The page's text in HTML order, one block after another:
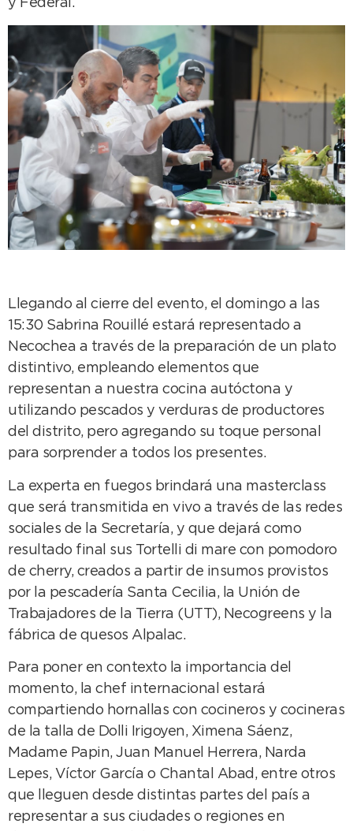
y Federal.
Llegando al cierre del evento, el domingo a las
15:30 Sabrina Rouillé estará representado a
Necochea a través de la preparación de un plato
distintivo, empleando elementos que
representan a nuestra cocina autóctona y
utilizando pescados y verduras de productores
del distrito, pero agregando su toque personal
para sorprender a todos los presentes.
La experta en fuegos brindará una masterclass
que será transmitida en vivo a través de las redes
sociales de la Secretaría, y que dejará como
resultado final sus Tortelli di mare con pomodoro
de cherry, creados a partir de insumos provistos
por la pescadería Santa Cecilia, la Unión de
Trabajadores de la Tierra (UTT), Necogreens y la
fábrica de quesos Alpalac.
Para poner en contexto la importancia del
momento, la chef internacional estará
compartiendo hornallas con cocineros y cocineras
de la talla de Dolli Irigoyen, Ximena Sáenz,
Madame Papin, Juan Manuel Herrera, Narda
Lepes, Víctor García o Chantal Abad, entre otros
que lleguen desde distintas partes del país a
representar a sus ciudades o regiones en